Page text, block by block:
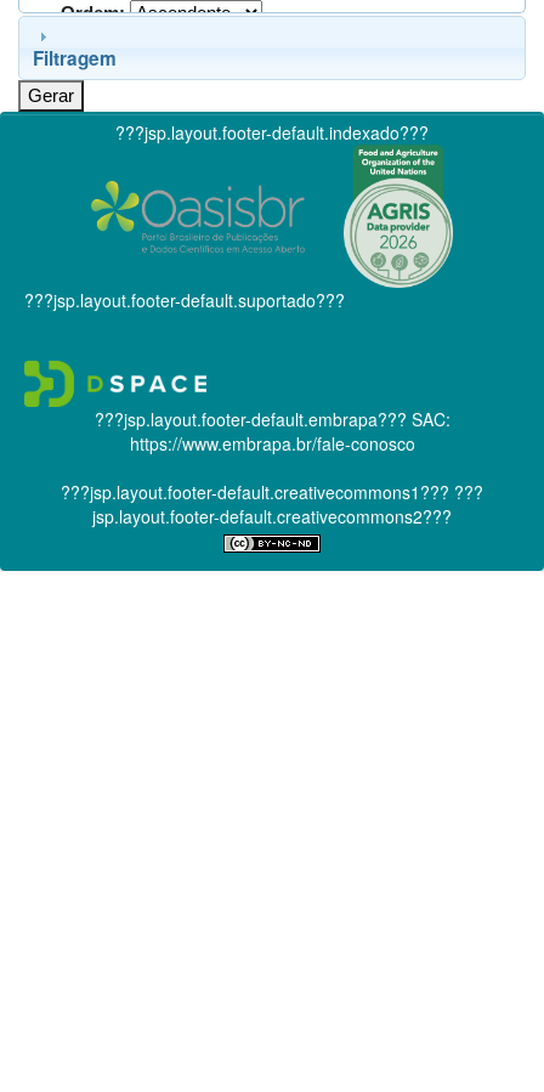
Ordem:
Filtragem
???jsp.layout.footer-default.indexado???
???jsp.layout.footer-default.suportado???
???jsp.layout.footer-default.embrapa??? SAC:
https://www.embrapa.br/fale-conosco
???jsp.layout.footer-default.creativecommons1??? ???
jsp.layout.footer-default.creativecommons2???